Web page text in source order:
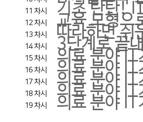
11 차시 기초 탄탄!
12 차시 교육 모형으
13 차시 따라하면 쉬
14 차시 3단계로 끝
15 차시 의료 분야
16 차시 의료 분야
17 차시 의료 분야
18 차시 의료 분야
19 차시 의료 분야